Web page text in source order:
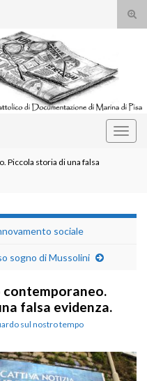
il
Piccola storia di una falsa
sociale
sogno di Mussolini
contemporaneo.
falsa evidenza.
sul nostro tempo